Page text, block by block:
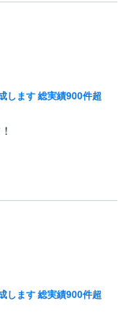
します 総実績900件超
します 総実績900件超